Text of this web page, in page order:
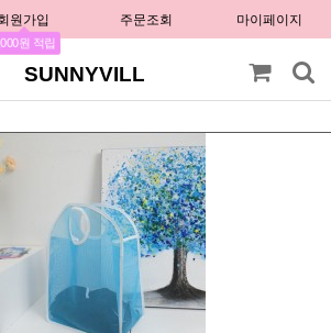
원가입
원 적립
주문조회 마이페이지
SUNNYVILL